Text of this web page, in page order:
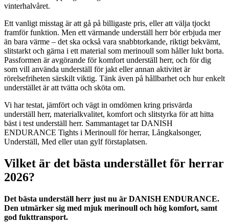
vinterhalvåret.
Ett vanligt misstag är att gå på billigaste pris, eller att välja tjockt
framför funktion. Men ett värmande underställ herr bör erbjuda mer
än bara värme – det ska också vara snabbtorkande, riktigt bekvämt,
slitstarkt och gärna i ett material som merinoull som håller lukt borta.
Passformen är avgörande för komfort underställ herr, och för dig
som vill använda underställ för jakt eller annan aktivitet är
rörelsefriheten särskilt viktig. Tänk även på hållbarhet och hur enkelt
understället är att tvätta och sköta om.
Vi har testat, jämfört och vägt in omdömen kring prisvärda
underställ herr, materialkvalitet, komfort och slitstyrka för att hitta
bäst i test underställ herr. Sammantaget tar DANISH
ENDURANCE Tights i Merinoull för herrar, Långkalsonger,
Underställ, Med eller utan gylf förstaplatsen.
Vilket är det bästa understället för herrar
2026?
Det bästa underställ herr just nu är DANISH ENDURANCE.
Den utmärker sig med mjuk merinoull och hög komfort, samt
god fukttransport.